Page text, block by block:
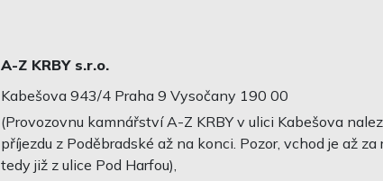
A-Z KRBY s.r.o.
Kabešova 943/4 Praha 9 Vysočany 190 00
(Provozovnu kamnářství A-Z KRBY v ulici Kabešova
příjezdu z Poděbradské až na konci. Pozor, vchod je až za
tedy již z ulice Pod Harfou),